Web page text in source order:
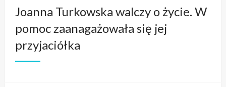
Joanna Turkowska walczy o życie. W
pomoc zaanagażowała się jej
przyjaciółka